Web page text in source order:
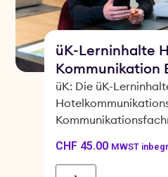
üK-Lerninhalte
Kommunikation
üK: Die üK-
CHF45.00 MWST